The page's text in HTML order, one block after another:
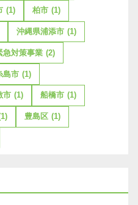
(1) 柏市 (1)
沖縄県浦添市 (1)
急対策事業 (2)
島市 (1)
市 (1) 船橋市 (1)
豊島区 (1)